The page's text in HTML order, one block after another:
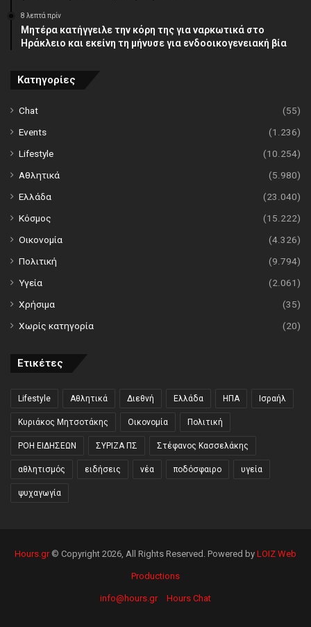
8 λεπτά πρίν
Μητέρα κατήγγειλε την κόρη της για ναρκωτικά στο
Ηράκλειο και εκείνη τη μήνυσε για ενδοοικογενειακή βία
Κατηγορίες
Chat
(55)
Events
(1.236)
Lifestyle
(10.254)
Αθλητικά
(5.980)
Ελλάδα
(23.040)
Κόσμος
(15.222)
Οικονομία
(4.326)
Πολιτική
(9.794)
Υγεία
(2.061)
Χρήσιμα
(35)
Χωρίς κατηγορία
(20)
Ετικέτες
Lifestyle Αθλητικά Διεθνή Ελλάδα ΗΠΑ Ισραήλ
Κυριάκος Μητσοτάκης Οικονομία Πολιτική
ΡΟΗ ΕΙΔΗΣΕΩΝ ΣΥΡΙΖΑ ΠΣ Στέφανος Κασσελάκης
αθλητισμός ειδήσεις νέα ποδόσφαιρο υγεία
ψυχαγωγία
Hours.gr© Copyright 2026, All Rights Reserved. Powered by LOIZ Web
Productions
info@hours.gr Hours Chat